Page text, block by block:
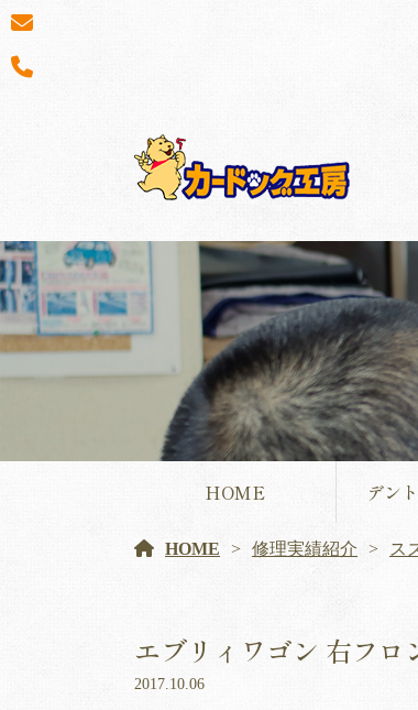
HOME デン
HOME 修理実績紹介 ス
エブリィワゴン 右フ
2017.10.06